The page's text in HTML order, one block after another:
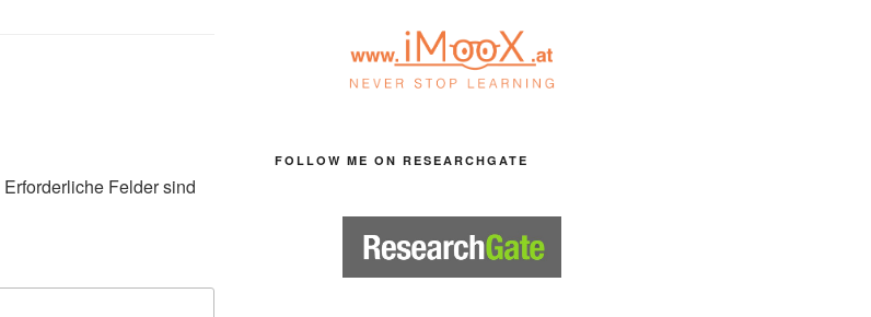
Erforderliche Felder sind
FOLLOW ME ON RESEARCHGATE